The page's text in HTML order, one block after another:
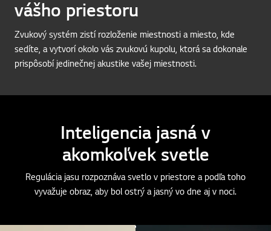
Optimálny zvuk sa hodí do
vášho priestoru
Zvukový systém zistí rozloženie miestnosti a miesto, kde
sedíte, a vytvorí okolo vás zvukovú kupolu, ktorá sa dokonale
Inteligencia jasná v
akomkoľvek svetle
Regulácia jasu rozpoznáva svetlo v priestore a podľa toho